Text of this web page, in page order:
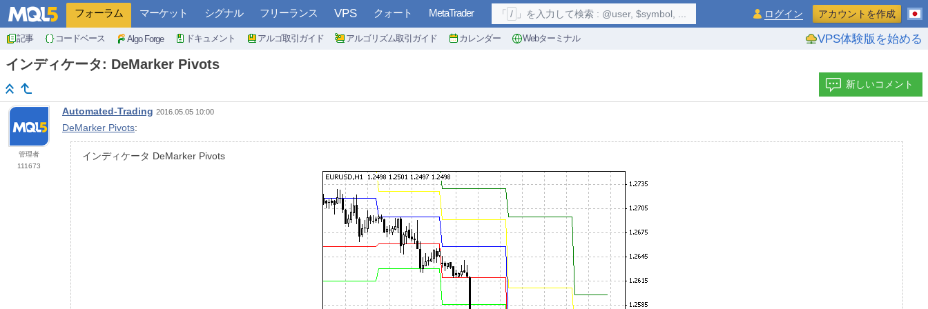
フォーラム マーケット シグナル フリーランス VPS クォート MetaTrader
記事 コードベース Algo Forge ドキュメント アルゴ取引ガイド アルゴリズム取引ガイド カレンダー Webターミナル VPS体験版を始める
「 / 」を入力して検索 : @user, $symbol, ... ログイン アカウントを作成
インディケータ: DeMarker Pivots
新しいコメント
管理者
111673
Automated-Trading 2016.05.05 10:00
DeMarker Pivots:
インディケータ DeMarker Pivots